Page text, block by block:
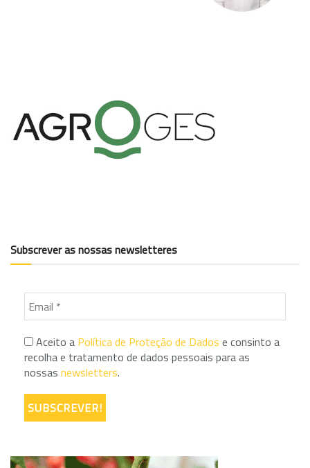
Subscrever as nossas newsletteres
Aceito a Política de Proteção de Dados e consinto a
recolha e tratamento de dados pessoais para as
nossas newsletters.